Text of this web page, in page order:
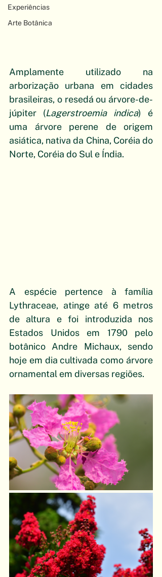
Experiências
Arte Botânica
Amplamente utilizado na
arborização urbana em cidades
brasileiras, o resedá ou árvore-de-
júpiter (Lagerstroemia indica) é
uma árvore perene de origem
asiática, nativa da China, Coréia do
Norte, Coréia do Sul e Índia.
A espécie pertence à família
Lythraceae, atinge até 6 metros
de altura e foi introduzida nos
Estados Unidos em 1790 pelo
botânico Andre Michaux, sendo
hoje em dia cultivada como árvore
ornamental em diversas regiões.